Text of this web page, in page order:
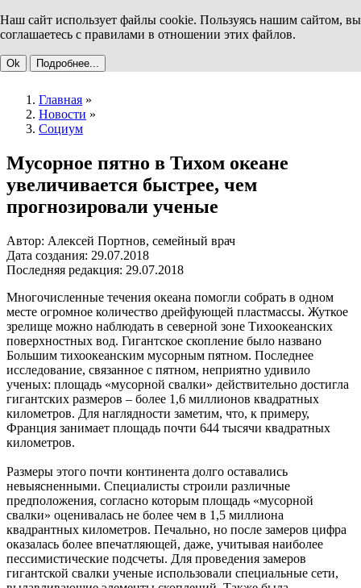
Наш сайт использует файлы cookie. Пользуясь нашим сайтом, вы
соглашаетесь с правилами в отношении этих файлов.
Ok Подробнее...
Главная »
Новости »
Социум
Мусорное пятно в Тихом океане
увеличивается быстрее, чем
прогнозировали ученые
Автор: Алексей Портнов, семейный врач
Дата создания: 29.07.2018
Последняя редакция: 29.07.2018
Многочисленные течения океана помогли собрать в одном
месте огромное количество дрейфующей пластмассы. Жуткое
зрелище можно наблюдать в северной зоне Тихоокеанских
поверхностных вод. Гигантское скопление было названо
Большим тихоокеанским мусорным пятном. Последнее
исследование, связанное с пятном, неприятно удивило
ученых: площадь «мусорной свалки» действительно достигла
гигантских размеров – более 1,6 миллионов квадратных
километров. Для наглядности заметим, что, к примеру,
Франция занимает площадь почти 644 тысячи квадратных
километров.
Размеры этого почти континента долго оставались
невыясненными. Специалисты строили различные
предположения, согласно которым площадь «мусорной
свалки» оценивалась не более чем в 1,5 миллиона
квадрантных километров. Печально, но после замеров цифра
оказалась более впечатляющей, даже, учитывая наиболее
пессимистические подсчеты. Для проведения замеров
гигантской свалки ученые использовали специальные сети,